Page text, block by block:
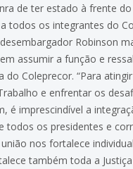
de ter estado à frente
todos os integrantes do
Robinson
assumir a função e
do Coleprecor. “Para
e enfrentar os
é imprescindível a
todos os presidentes e
união nos fortalece
também toda a